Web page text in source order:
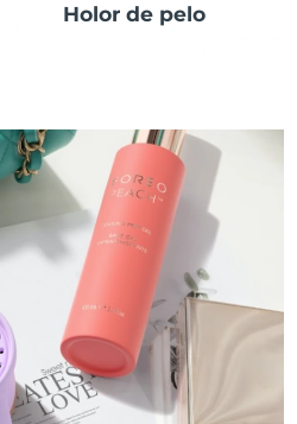
Holor de pelo